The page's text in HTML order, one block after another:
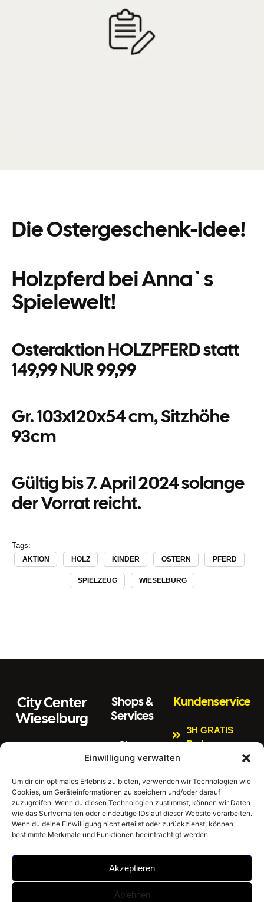
Einwilligung verwalten
Um dir ein optimales Erlebnis zu bieten, verwenden wir Technologien wie
Cookies, um Geräteinformationen zu speichern und/oder darauf
zuzugreifen. Wenn du diesen Technologien zustimmst, können wir Daten
wie das Surfverhalten oder eindeutige IDs auf dieser Website verarbeiten.
Wenn du deine Einwilligung nicht erteilst oder zurückziehst, können
bestimmte Merkmale und Funktionen beeinträchtigt werden.
Akzeptieren
Ablehnen
Die Ostergeschenk-Idee!
Holzpferd bei Anna`s
Spielewelt!
Osteraktion HOLZPFERD statt
149,99 NUR 99,99
Gr. 103x120x54 cm, Sitzhöhe
93cm
Gültig bis 7. April 2024 solange
der Vorrat reicht.
Tags:
AKTION HOLZ KINDER OSTERN PFERD
SPIELZEUG WIESELBURG
City Center
Wieselburg
3250 Wieselburg
Tel: 0664 4407889
E
m
ai
l:
office@citycenter
wieselburg.at
Sonntag 8:00 Uhr
Shops &
Services
Shops
Citycenter
Newsletter
Impressum
Datenschutzerklär
ung
Hausordnung
Kundenservice
3H GRATIS
Parken
Kinderspielbere
Bankomat
Gratis W-LAN
E-Tankstellen